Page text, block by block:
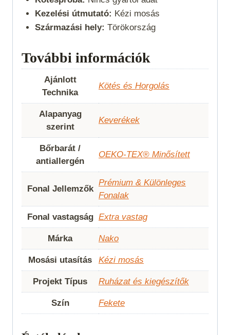
Kezelési útmutató: Kézi mosás
Származási hely: Törökország
További információk
Ajánlott
Technika
Kötés és Horgolás
Alapanyag
szerint
Keverékek
Bőrbarát /
antiallergén
OEKO-TEX® Minősített
Fonal Jellemzők
Prémium & Különleges
Fonalak
Fonal vastagság Extra vastag
Márka Nako
Mosási utasítás Kézi mosás
Projekt Típus Ruházat és kiegészítők
Szín Fekete